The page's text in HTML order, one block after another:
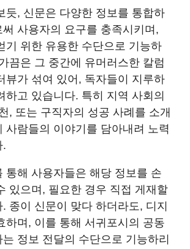
듯, 신문은 다양한 정보를 통합하
사용자의 요구를 충족시키며,
기 위한 유용한 수단으로 기능하
끔은 그 중간에 유머러스한 칼럼
뷰가 섞여 있어, 독자들이 지루하
하고 있습니다. 특히 지역 사회의
, 또는 구직자의 성공 사례를 소개
사람들의 이야기를 담아내려 노력
.
통해 사용자들은 해당 정보를 손
있으며, 필요한 경우 직접 게재할
종이 신문이 맞다 하더라도, 디지
하며, 이를 통해 서귀포시의 공동
정보 전달의 수단으로 기능하리